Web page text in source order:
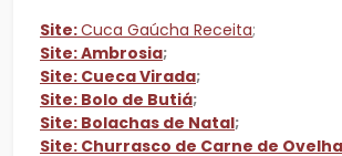
Site:Cuca Gaúcha Receita;
Site: Ambrosia;
Site: Cueca Virada;
Site: Bolo de Butiá;
Site: Bolachas de Natal;
Site: Churrasco de Carne de Ovelha